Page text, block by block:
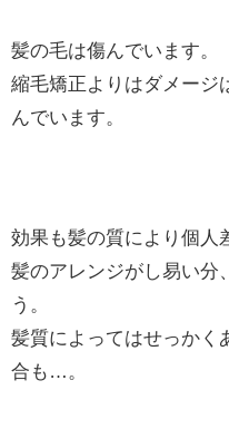
髪の毛は傷んでいます。
縮毛矯正よりはダメージ
んでいます。
効果も髪の質により個人
髪のアレンジがし易い分
う。
髪質によってはせっかく
合も…。